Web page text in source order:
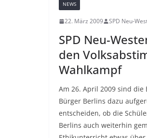
NEWS
22. März 2009 SPD Neu-
SPD Neu-
den
Wahlkampf
Am 26. April 2009 sind
Bürger Berlins dazu
entscheiden, ob die
Berlins auch weiterhin